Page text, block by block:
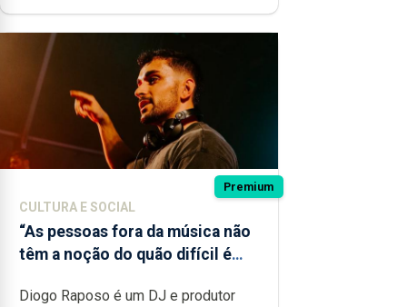
Premium
CULTURA E SOCIAL
“As pessoas fora da música não
têm a noção do quão difícil é
Diogo Raposo é um DJ e produtor